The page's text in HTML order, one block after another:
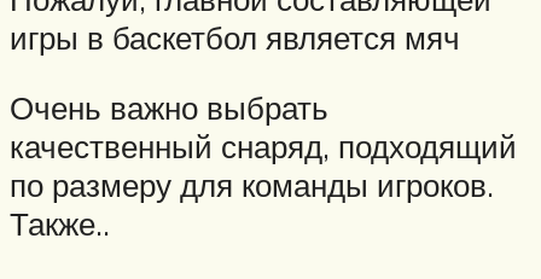
игры в баскетбол является мяч
Очень важно выбрать
качественный снаряд, подходящий
по размеру для команды игроков.
Также..